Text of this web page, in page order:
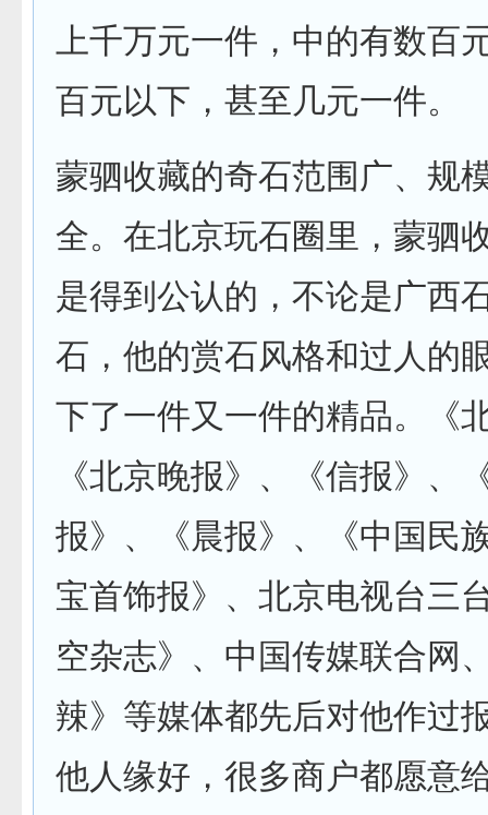
上千万元一件，中的有数百
百元以下，甚至几元一件。
蒙驷收藏的奇石范围广、规
全。在北京玩石圈里，蒙驷
是得到公认的，不论是广西
石，他的赏石风格和过人的
下了一件又一件的精品。《
《北京晚报》、《信报》、
报》、《晨报》、《中国民
宝首饰报》、北京电视台三
空杂志》、中国传媒联合网
辣》等媒体都先后对他作过
他人缘好，很多商户都愿意